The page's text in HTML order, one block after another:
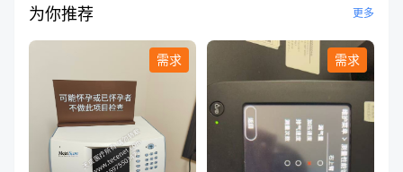
为你推荐 更多
需求 需求